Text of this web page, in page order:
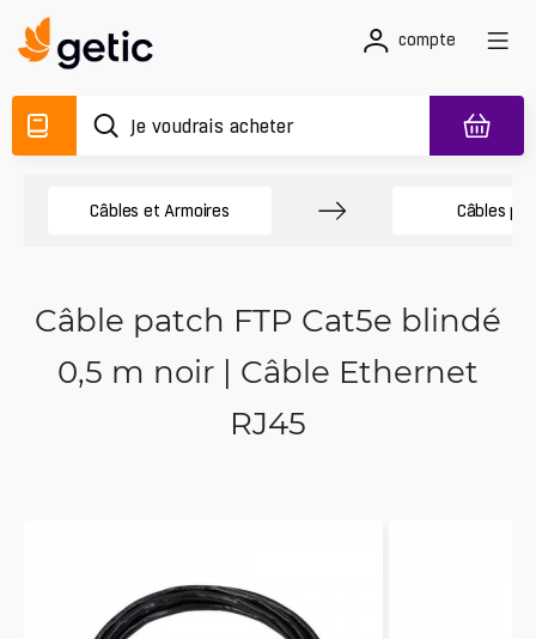
compte
Câbles et Armoires Câbles
Câble patch FTP Cat5e blindé
0,5 m noir | Câble Ethernet
RJ45